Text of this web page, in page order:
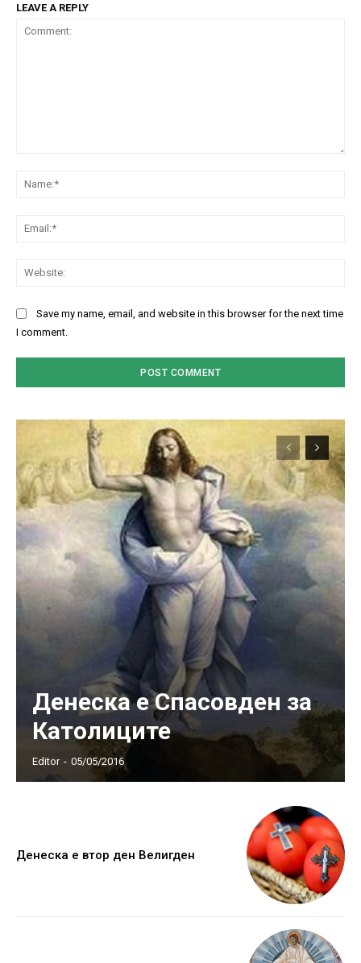
LEAVE A REPLY
Save my name, email, and website in this browser for the next time
I comment.
Денеска е Спасовден за
Католиците
Editor - 05/05/2016
Денеска е втор ден Велигден